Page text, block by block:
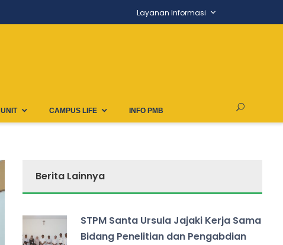
Layanan Informasi
CAMPUS LIFE INFO PMB
Berita Lainnya
STPM Santa Ursula Jajaki Kerja Sama
Bidang Penelitian dan Pengabdian